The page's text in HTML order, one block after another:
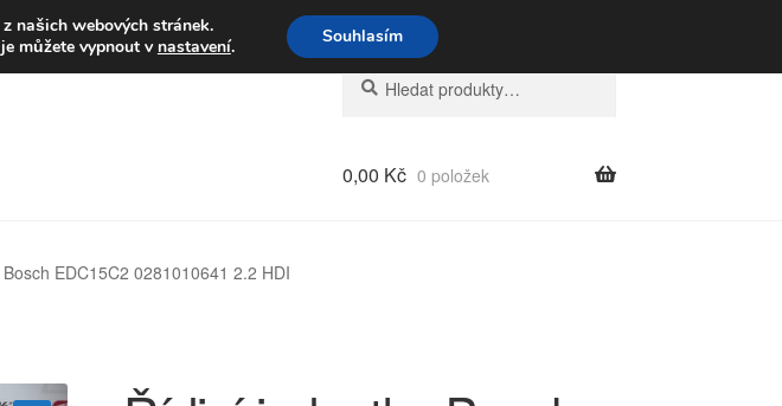
Volejte po-pá 9-16 704 494 494
Hledat:
Hledat
0,00 Kč 0 položek
EDC15C2 0281010641 2.2 HDI
našich webových stránek.
můžete vypnout v nastavení. Souhlasím